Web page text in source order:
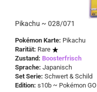
Pikachu ~ 028/071
Pokémon Karte: Pikachu
Rarität: Rare
Zustand: Boosterfrisch
Sprache: Japanisch
Set Serie: Schwert & Schild
Edition: s10b ~ Pokémon GO